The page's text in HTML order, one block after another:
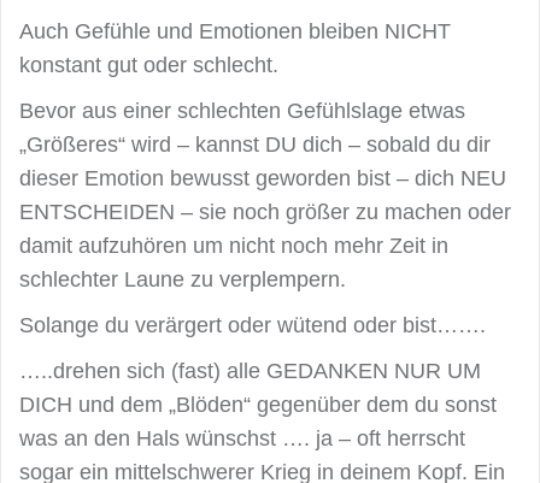
Auch Gefühle und Emotionen bleiben NICHT
konstant gut oder schlecht.
Bevor aus einer schlechten Gefühlslage etwas
„Größeres“ wird – kannst DU dich – sobald du dir
dieser Emotion bewusst geworden bist – dich NEU
ENTSCHEIDEN – sie noch größer zu machen oder
damit aufzuhören um nicht noch mehr Zeit in
schlechter Laune zu verplempern.
Solange du verärgert oder wütend oder bist…….
…..drehen sich (fast) alle GEDANKEN NUR UM
DICH und dem „Blöden“ gegenüber dem du sonst
was an den Hals wünschst …. ja – oft herrscht
sogar ein mittelschwerer Krieg in deinem Kopf. Ein